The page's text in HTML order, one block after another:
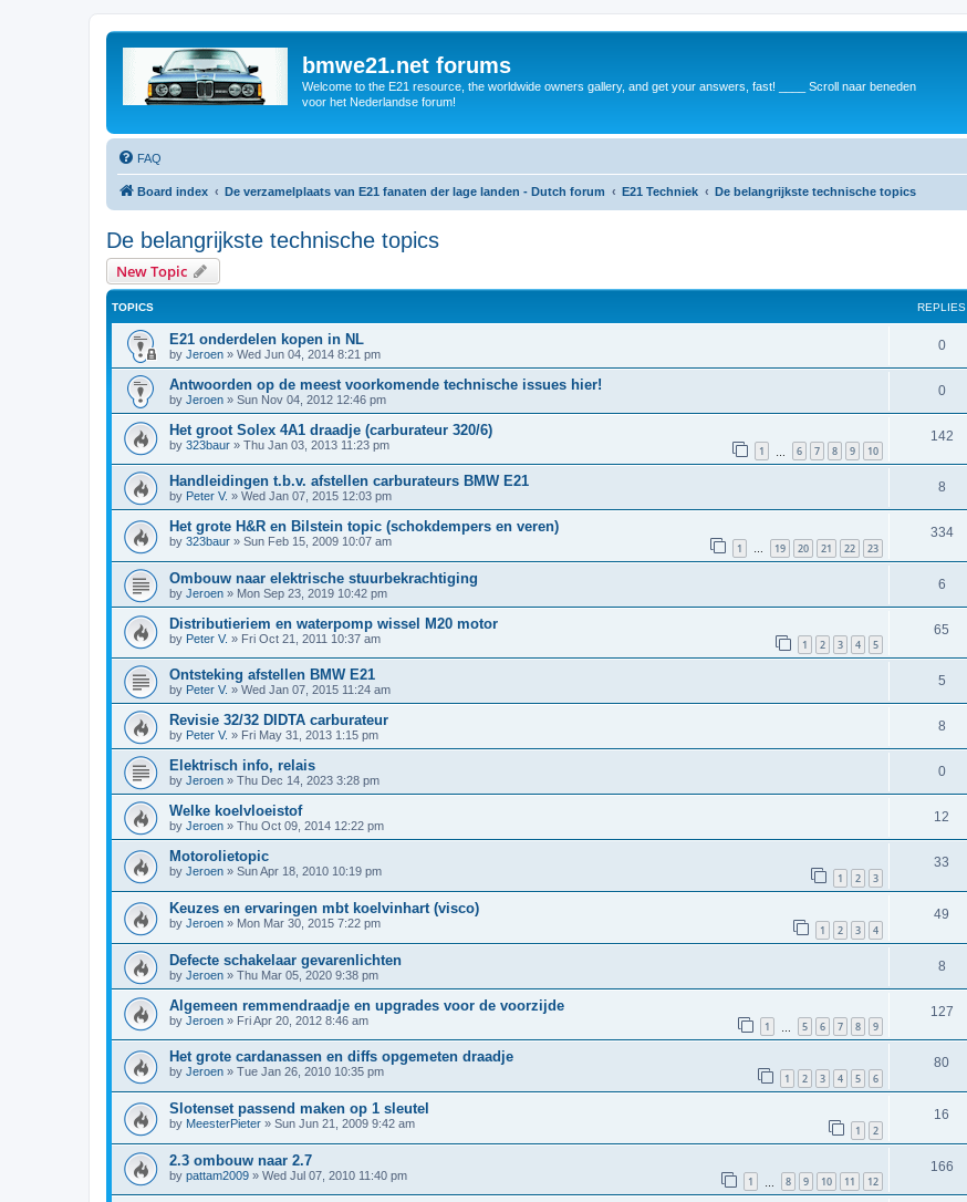
bmwe21.net forums
Welcome to the E21 resource, the worldwide owners gallery, and get your answers, fast! ____ Scroll naar beneden
voor het Nederlandse forum!
FAQ
Board index De verzamelplaats van E21 fanaten der lage landen - Dutch forum E21 Techniek De belangrijkste technische topics
De belangrijkste technische topics
New Topic
TOPICS REPLIES
E21 onderdelen kopen in NL
by Jeroen » Wed Jun 04, 2014 8:21 pm
0
Antwoorden op de meest voorkomende technische issues hier!
by Jeroen » Sun Nov 04, 2012 12:46 pm
0
Het groot Solex 4A1 draadje (carburateur 320/6)
by 323baur » Thu Jan 03, 2013 11:23 pm 1 6 7 8 9 10
142
Handleidingen t.b.v. afstellen carburateurs BMW E21
by Peter V. » Wed Jan 07, 2015 12:03 pm
8
Het grote H&R en Bilstein topic (schokdempers en veren)
by 323baur » Sun Feb 15, 2009 10:07 am 1 … 19 20 21 22 23
334
Ombouw naar elektrische stuurbekrachtiging
by Jeroen » Mon Sep 23, 2019 10:42 pm
6
Distributieriem en waterpomp wissel M20 motor
by Peter V. » Fri Oct 21, 2011 10:37 am 1 2 3 4 5
65
Ontsteking afstellen BMW E21
by Peter V. » Wed Jan 07, 2015 11:24 am
5
Revisie 32/32 DIDTA carburateur
by Peter V. » Fri May 31, 2013 1:15 pm
8
Elektrisch info, relais
by Jeroen » Thu Dec 14, 2023 3:28 pm
0
Welke koelvloeistof
by Jeroen » Thu Oct 09, 2014 12:22 pm
12
Motorolietopic
by Jeroen » Sun Apr 18, 2010 10:19 pm 1 2 3
33
Keuzes en ervaringen mbt koelvinhart (visco)
by Jeroen » Mon Mar 30, 2015 7:22 pm 1 2 3 4
49
Defecte schakelaar gevarenlichten
by Jeroen » Thu Mar 05, 2020 9:38 pm
8
Algemeen remmendraadje en upgrades voor de voorzijde
by Jeroen » Fri Apr 20, 2012 8:46 am 1 5 6 7 8 9
127
Het grote cardanassen en diffs opgemeten draadje
by Jeroen » Tue Jan 26, 2010 10:35 pm 1 2 3 4 5 6
80
Slotenset passend maken op 1 sleutel
by MeesterPieter » Sun Jun 21, 2009 9:42 am 1 2
16
2.3 ombouw naar 2.7
by pattam2009 » Wed Jul 07, 2010 11:40 pm 1 8 9 10 11 12
166